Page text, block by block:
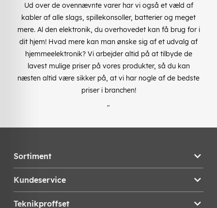
Ud over de ovennævnte varer har vi også et væld af
kabler af alle slags, spillekonsoller, batterier og meget
mere. Al den elektronik, du overhovedet kan få brug for i
dit hjem! Hvad mere kan man ønske sig af et udvalg af
hjemmeelektronik? Vi arbejder altid på at tilbyde de
lavest mulige priser på vores produkter, så du kan
næsten altid være sikker på, at vi har nogle af de bedste
priser i branchen!
"
Sortiment
Kundeservice
Teknikproffset